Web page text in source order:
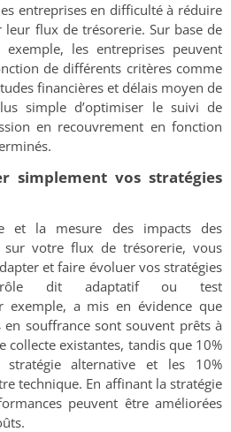
entreprises en difficulté à réduire
flux de trésorerie. Sur base de
les entreprises peuvent
de différents critères comme
financières et délais moyen de
simple d’optimiser le suivi de
en recouvrement en fonction
simplement vos stratégies
et la mesure des impacts des
sur votre flux de trésorerie, vous
et faire évoluer vos stratégies
dit adaptatif ou test
exemple, a mis en évidence que
en souffrance sont souvent prêts à
collecte existantes, tandis que 10%
stratégie alternative et les 10%
technique. En affinant la stratégie
peuvent être améliorées